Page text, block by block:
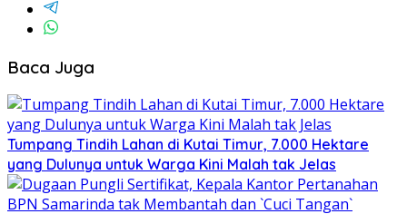
Baca Juga
Tumpang Tindih Lahan di Kutai Timur, 7.000 Hektare
yang Dulunya untuk Warga Kini Malah tak Jelas